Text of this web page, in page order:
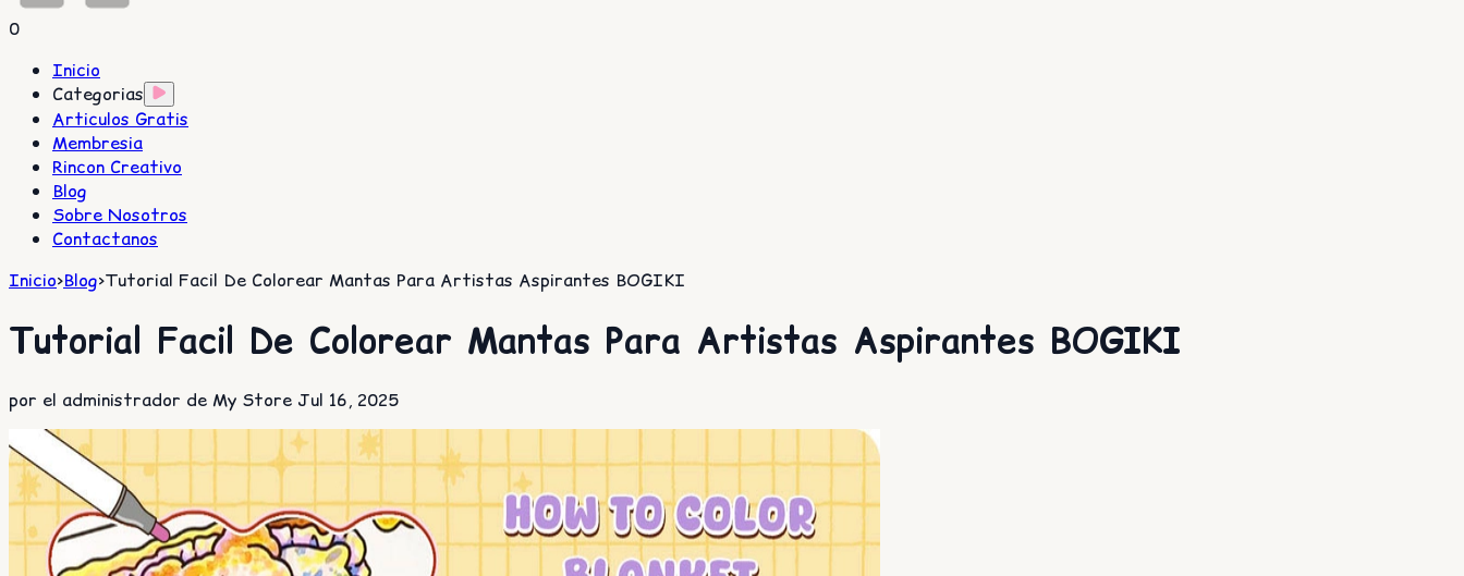
0
Inicio
Categorias
Articulos Gratis
Membresia
Rincon Creativo
Blog
Sobre Nosotros
Contactanos
Inicio>Blog>Tutorial Facil De Colorear Mantas Para Artistas Aspirantes BOGIKI
Tutorial Facil De Colorear Mantas Para Artistas Aspirantes BOGIKI
por el administrador de My Store Jul 16, 2025